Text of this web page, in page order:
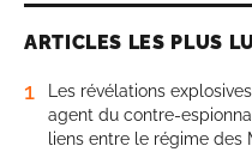
ARTICLES LES PLUS
1
Les révélations
agent du contre-
liens entre le régime des